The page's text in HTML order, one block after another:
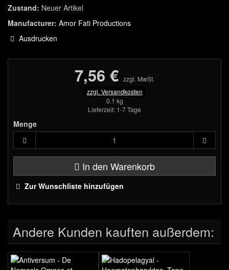
Zustand: Neuer Artikel
Manufacturer: Amor Fati Productions
Ausdrucken
7,56 € zzgl. MwSt.
zzgl. Versandkosten
0.1 kg
Lieferzeit: 1-7 Tage
Menge
In den Warenkorb
Zur Wunschliste hinzufügen
Andere Kunden kauften außerdem: